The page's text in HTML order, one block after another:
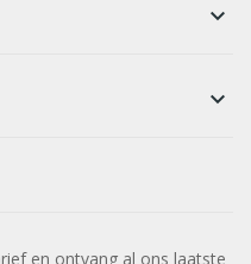
keyboard_arrow_down
keyboard_arrow_down
en ontvang al ons laatste